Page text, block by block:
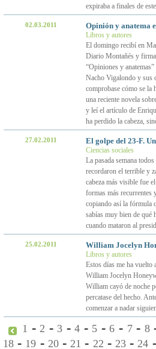
expiraba a finales de
02.03.2011 Opinión y anatema
Libros y autores
El domingo recibí en
Diario Montañés y
“Opiniones y
Nacho Vigalondo y sus
comprobase cómo se la
una reciente novela
y leí el artículo de
ha perdido la cabeza,
27.02.2011 El golpe del 23-F.
Ciencias sociales
La pasada semana
recordaron el terrible y
cabeza más visible fue
formas más recurrentes
copiando así la fórmula
sabías muy bien de qué
cuando mataron al
25.02.2011 William Jocelyn
Libros y autores
Estos días me ha vuelto
William Jocelyn
William cayó de noche
percatase del hecho.
comenzar a nadar
1 -2 - 3 -4 - 5 -6 - 7- 8
18 - 19 - 20-21 - 22 - 23-24